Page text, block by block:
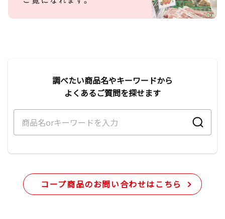
調べたい商品名やキーワードから
よくあるご質問を探せます
コープ商品のお問い合わせはこちら